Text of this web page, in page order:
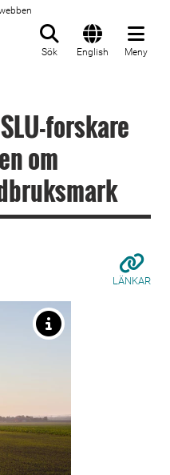
Sök English Meny
forskare
om
LÄNKAR